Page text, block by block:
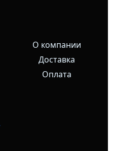
О компании
Доставка
Оплата